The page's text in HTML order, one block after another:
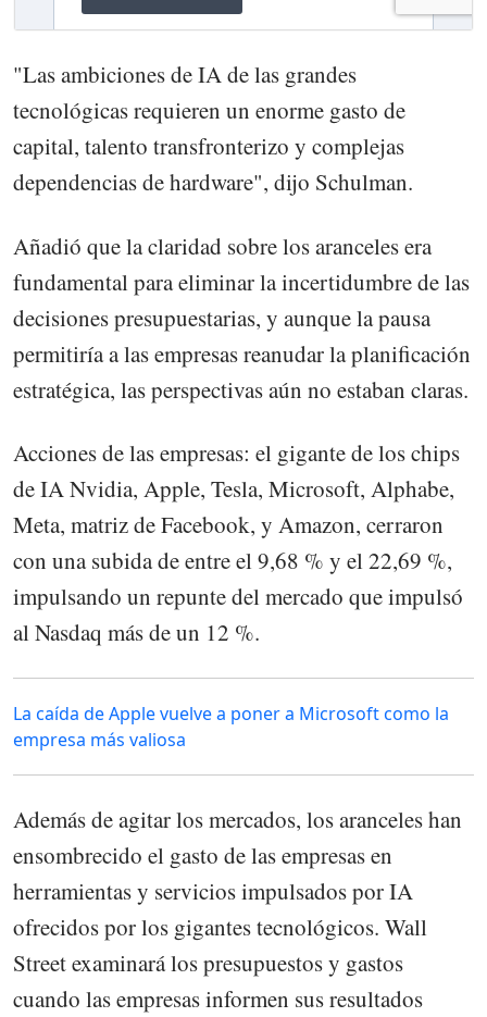
"Las ambiciones de IA de las grandes
tecnológicas requieren un enorme gasto de
capital, talento transfronterizo y complejas
dependencias de hardware", dijo Schulman.
Añadió que la claridad sobre los aranceles era
fundamental para eliminar la incertidumbre de las
decisiones presupuestarias, y aunque la pausa
permitiría a las empresas reanudar la planificación
estratégica, las perspectivas aún no estaban claras.
Acciones de las empresas: el gigante de los chips
de IA Nvidia, Apple, Tesla, Microsoft, Alphabe,
Meta, matriz de Facebook, y Amazon, cerraron
con una subida de entre el 9,68 % y el 22,69 %,
impulsando un repunte del mercado que impulsó
al Nasdaq más de un 12 %.
La caída de Apple vuelve a poner a Microsoft como la
empresa más valiosa
Además de agitar los mercados, los aranceles han
ensombrecido el gasto de las empresas en
herramientas y servicios impulsados por IA
ofrecidos por los gigantes tecnológicos. Wall
Street examinará los presupuestos y gastos
cuando las empresas informen sus resultados